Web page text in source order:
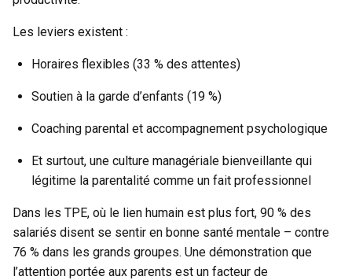
Les leviers existent :
Horaires flexibles (33 % des attentes)
Soutien à la garde d’enfants (19 %)
Coaching parental et accompagnement psychologique
Et surtout, une culture managériale bienveillante qui
légitime la parentalité comme un fait professionnel
Dans les TPE, où le lien humain est plus fort, 90 % des
salariés disent se sentir en bonne santé mentale – contre
76 % dans les grands groupes. Une démonstration que
l’attention portée aux parents est un facteur de